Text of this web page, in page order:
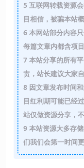
5互联网转载资源
目相信，被骗本站
6本网站部分内容只
每篇文章内都含项
7本站分享的所有
责，站长建议大家
8因文章发布时间
目红利期可能已经
站仅做资源分享，
9本站资源大多存
们我们会第一时间更